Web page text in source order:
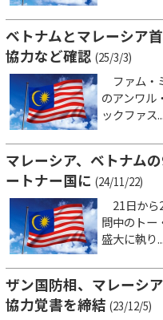
ベトナムとマレーシア
協力など確認 (25/3/3)
ファム・
のアンワル
ックファス...
マレーシア、ベトナム
ートナー国に (24/11/22)
21日から
問中のトー
盛大に執り...
ザン国防相、マレーシ
協力覚書を締結 (23/12/5)